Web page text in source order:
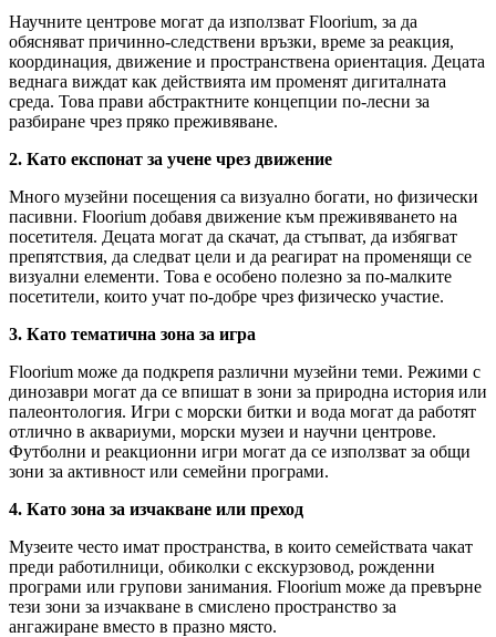
Научните центрове могат да използват Floorium, за да
обясняват причинно-следствени връзки, време за реакция,
координация, движение и пространствена ориентация. Децата
веднага виждат как действията им променят дигиталната
среда. Това прави абстрактните концепции по-лесни за
разбиране чрез пряко преживяване.
2. Като експонат за учене чрез движение
Много музейни посещения са визуално богати, но физически
пасивни. Floorium добавя движение към преживяването на
посетителя. Децата могат да скачат, да стъпват, да избягват
препятствия, да следват цели и да реагират на променящи се
визуални елементи. Това е особено полезно за по-малките
посетители, които учат по-добре чрез физическо участие.
3. Като тематична зона за игра
Floorium може да подкрепя различни музейни теми. Режими с
динозаври могат да се впишат в зони за природна история или
палеонтология. Игри с морски битки и вода могат да работят
отлично в аквариуми, морски музеи и научни центрове.
Футболни и реакционни игри могат да се използват за общи
зони за активност или семейни програми.
4. Като зона за изчакване или преход
Музеите често имат пространства, в които семействата чакат
преди работилници, обиколки с екскурзовод, рожденни
програми или групови занимания. Floorium може да превърне
тези зони за изчакване в смислено пространство за
ангажиране вместо в празно място.